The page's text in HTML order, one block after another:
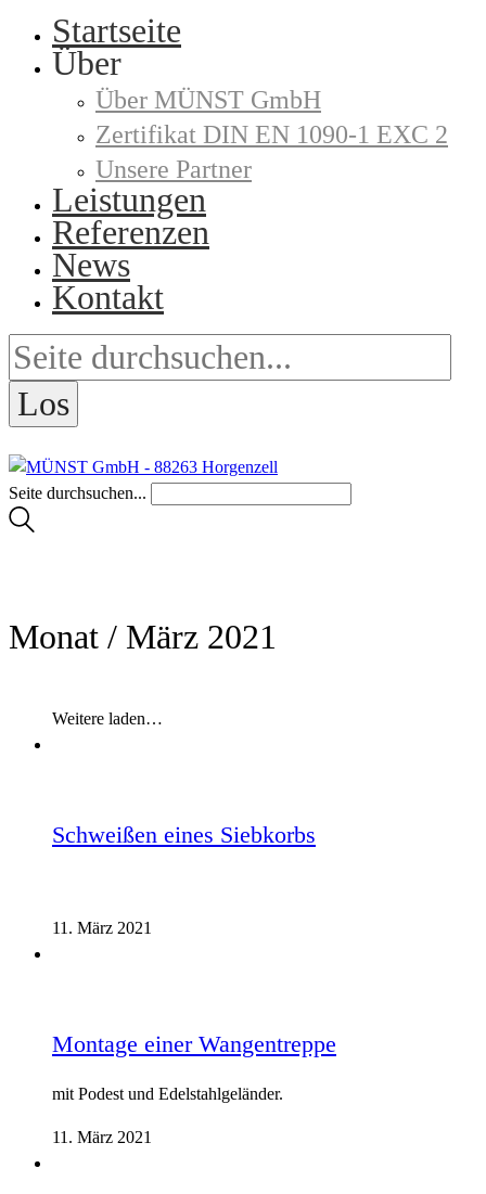
Startseite
Über
Über MÜNST GmbH
Zertifikat DIN EN 1090-1 EXC 2
Unsere Partner
Leistungen
Referenzen
News
Kontakt
Seite durchsuchen...
Monat / März 2021
Weitere laden…
Schweißen eines Siebkorbs
11. März 2021
Montage einer Wangentreppe
mit Podest und Edelstahlgeländer.
11. März 2021